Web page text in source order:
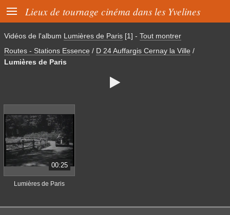
 Lieux de tournage cinéma dans les Yvelines
Vidéos de l'album Lumières de Paris [1] - Tout montrer
Routes - Stations Essence / D 24 Auffargis Cernay la Ville /
Lumières de Paris

00:25
Lumières de Paris